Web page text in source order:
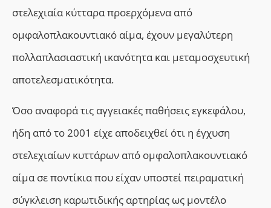
στελεχιαία κύτταρα προερχόμενα από
ομφαλοπλακουντιακό αίμα, έχουν μεγαλύτερη
πολλαπλασιαστική ικανότητα και μεταμοσχευτική
αποτελεσματικότητα.
Όσο αναφορά τις αγγειακές παθήσεις εγκεφάλου,
ήδη από το 2001 είχε αποδειχθεί ότι η έγχυση
στελεχιαίων κυττάρων από ομφαλοπλακουντιακό
αίμασε ποντίκια που είχαν υποστεί πειραματική
σύγκλειση καρωτιδικής αρτηρίας ως μοντέλο